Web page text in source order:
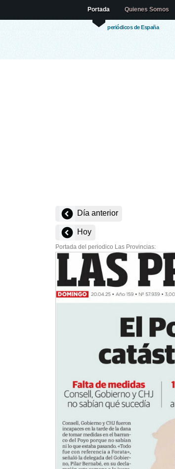
periódicos de España
Portada Quienes Somos
Día anterior
Hoy
Portada del periodico Las Provincias: